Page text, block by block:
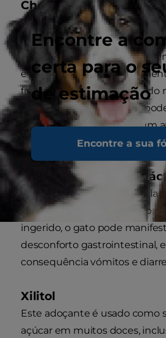
Encontre a
certa para o
de estimação
Encontre a sua
Chocolate
O chocolate contém
provocar diversas reações
nomeadamente arritmias,
e convulsões. Outro
frequentemente encontrado
chocolate é a cafeína que
musculares, ansiedade e um
frequência cardíaca no seu
Doces com produtos
Os gatos são intolerantes à
não causar a morte do
ingerido, o gato pode
desconforto gastrointestinal,
consequência vómitos e
Xilitol
Este adoçante é usado como
açúcar em muitos doces,